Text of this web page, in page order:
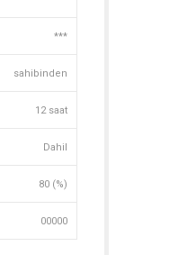
***
sahibinden
12 saat
Dahil
80 (%)
00000